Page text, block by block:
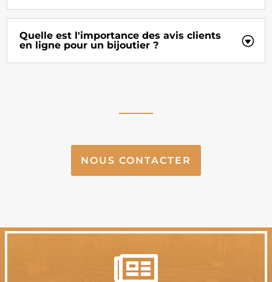
Quelle est l'importance des avis clients
en ligne pour un bijoutier ?
NOUS CONTACTER
